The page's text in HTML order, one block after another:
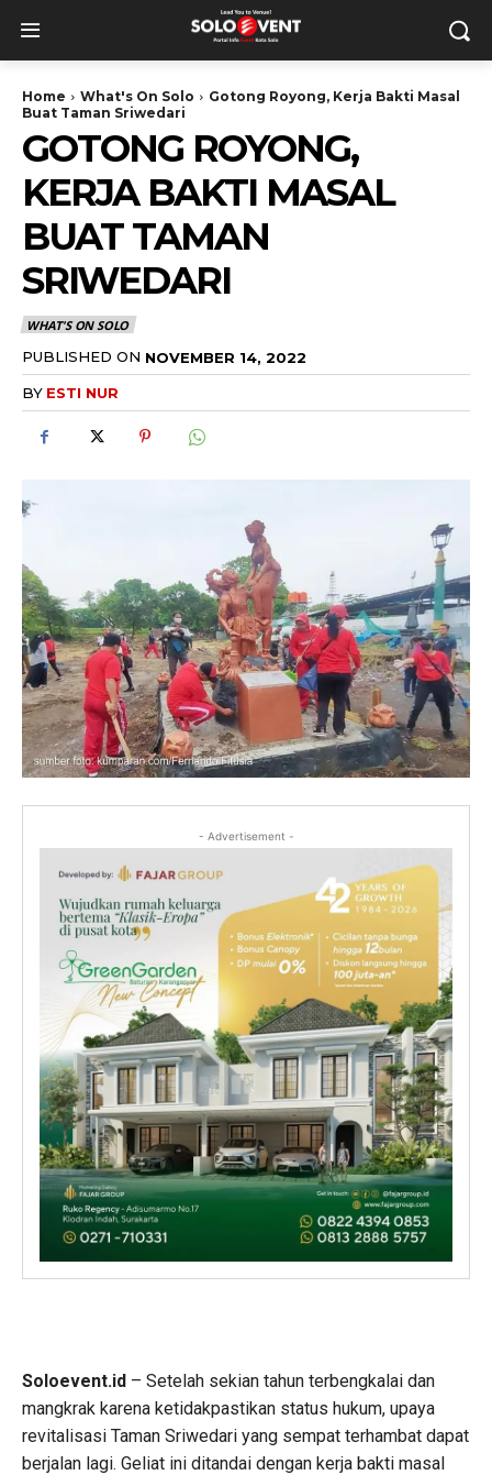
Home What's On Solo
Gotong Royong, Kerja Bakti Masal
Buat Taman Sriwedari
GOTONG ROYONG,
KERJA BAKTI MASAL
BUAT TAMAN
SRIWEDARI
WHAT'S ON SOLO
PUBLISHED ON NOVEMBER 14, 2022
BY ESTI NUR
- Advertisement -
Soloevent.id – Setelah sekian tahun terbengkalai dan
mangkrak karena ketidakpastikan status hukum, upaya
revitalisasi Taman Sriwedari yang sempat terhambat dapat
berjalan lagi. Geliat ini ditandai dengan kerja bakti masal